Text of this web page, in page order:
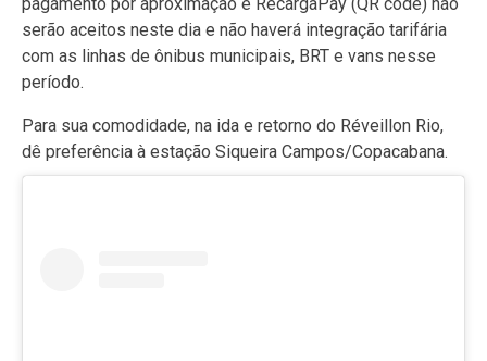
serão aceitos neste dia e não haverá integração tarifária
com as linhas de ônibus municipais, BRT e vans nesse
período.
Para sua comodidade, na ida e retorno do Réveillon Rio,
dê preferência à estação Siqueira Campos/Copacabana.